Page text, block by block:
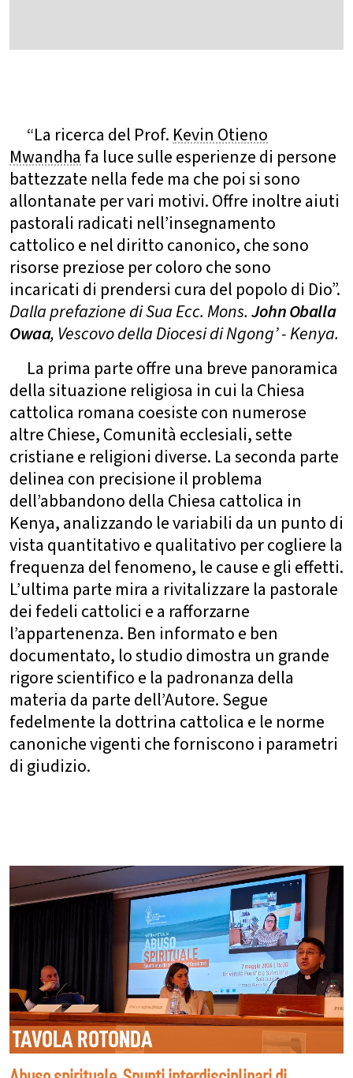
“La ricerca del Prof. Kevin Otieno
Mwandha fa luce sulle esperienze di persone
battezzate nella fede ma che poi si sono
allontanate per vari motivi. Offre inoltre aiuti
pastorali radicati nell’insegnamento
cattolico e nel diritto canonico, che sono
risorse preziose per coloro che sono
incaricati di prendersi cura del popolo di Dio”.
Dalla prefazione di Sua Ecc. Mons.John Oballa
Owaa, Vescovo della Diocesi di Ngong’ - Kenya.
La prima parte offre una breve panoramica
della situazione religiosa in cui la Chiesa
cattolica romana coesiste con numerose
altre Chiese, Comunità ecclesiali, sette
cristiane e religioni diverse. La seconda parte
delinea con precisione il problema
dell’abbandono della Chiesa cattolica in
Kenya, analizzando le variabili da un punto di
vista quantitativo e qualitativo per cogliere la
frequenza del fenomeno, le cause e gli effetti.
L’ultima parte mira a rivitalizzare la pastorale
dei fedeli cattolici e a rafforzarne
l’appartenenza. Ben informato e ben
documentato, lo studio dimostra un grande
rigore scientifico e la padronanza della
materia da parte dell’Autore. Segue
fedelmente la dottrina cattolica e le norme
canoniche vigenti che forniscono i parametri
di giudizio.
TAVOLA ROTONDA